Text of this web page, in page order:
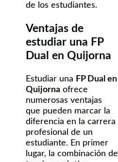
de los estudiantes.
Ventajas de
estudiar una FP
Dual en Quijorna
Estudiar una FP Dual en
Quijorna ofrece
numerosas ventajas
que pueden marcar la
diferencia en la carrera
profesional de un
estudiante. En primer
lugar, la combinación de